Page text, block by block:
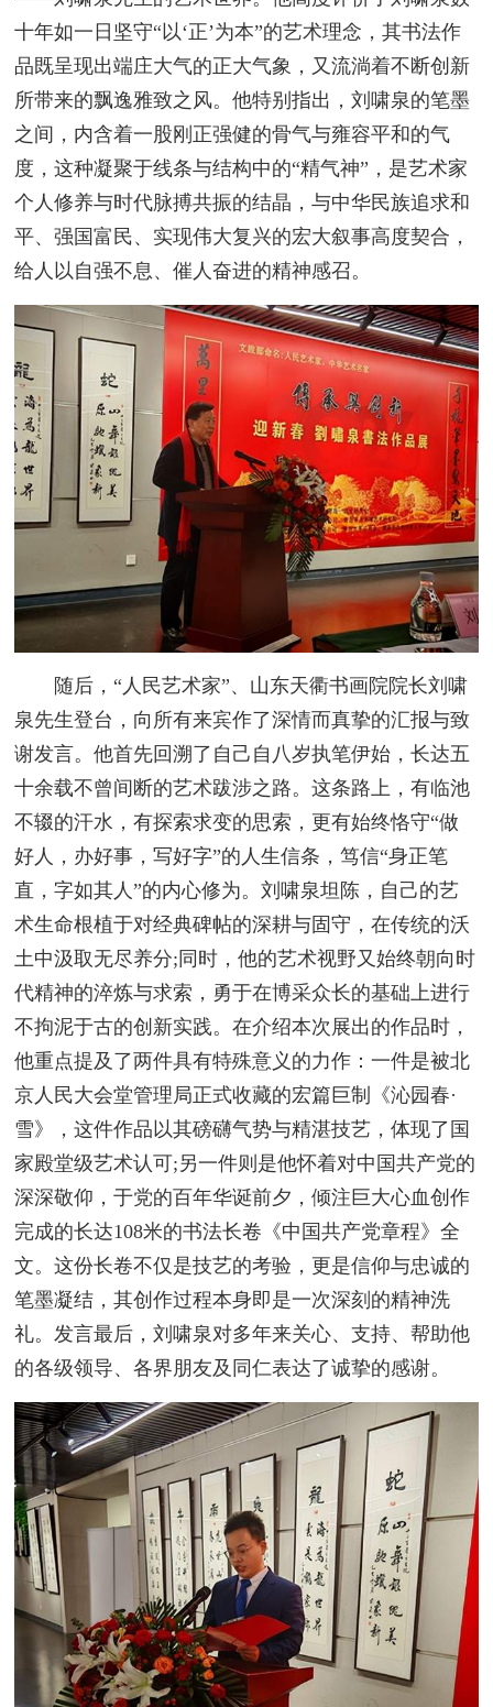
十年如一日坚守“以‘正’为本”的艺术理念，其书法作
品既呈现出端庄大气的正大气象，又流淌着不断创新
所带来的飘逸雅致之风。他特别指出，刘啸泉的笔墨
之间，内含着一股刚正强健的骨气与雍容平和的气
度，这种凝聚于线条与结构中的“精气神”，是艺术家
个人修养与时代脉搏共振的结晶，与中华民族追求和
平、强国富民、实现伟大复兴的宏大叙事高度契合，
给人以自强不息、催人奋进的精神感召。
随后，“人民艺术家”、山东天衢书画院院长刘啸
泉先生登台，向所有来宾作了深情而真挚的汇报与致
谢发言。他首先回溯了自己自八岁执笔伊始，长达五
十余载不曾间断的艺术跋涉之路。这条路上，有临池
不辍的汗水，有探索求变的思索，更有始终恪守“做
好人，办好事，写好字”的人生信条，笃信“身正笔
直，字如其人”的内心修为。刘啸泉坦陈，自己的艺
术生命根植于对经典碑帖的深耕与固守，在传统的沃
土中汲取无尽养分;同时，他的艺术视野又始终朝向时
代精神的淬炼与求索，勇于在博采众长的基础上进行
不拘泥于古的创新实践。在介绍本次展出的作品时，
他重点提及了两件具有特殊意义的力作：一件是被北
京人民大会堂管理局正式收藏的宏篇巨制《沁园春·
雪》，这件作品以其磅礴气势与精湛技艺，体现了国
家殿堂级艺术认可;另一件则是他怀着对中国共产党的
深深敬仰，于党的百年华诞前夕，倾注巨大心血创作
完成的长达108米的书法长卷《中国共产党章程》全
文。这份长卷不仅是技艺的考验，更是信仰与忠诚的
笔墨凝结，其创作过程本身即是一次深刻的精神洗
礼。发言最后，刘啸泉对多年来关心、支持、帮助他
的各级领导、各界朋友及同仁表达了诚挚的感谢。